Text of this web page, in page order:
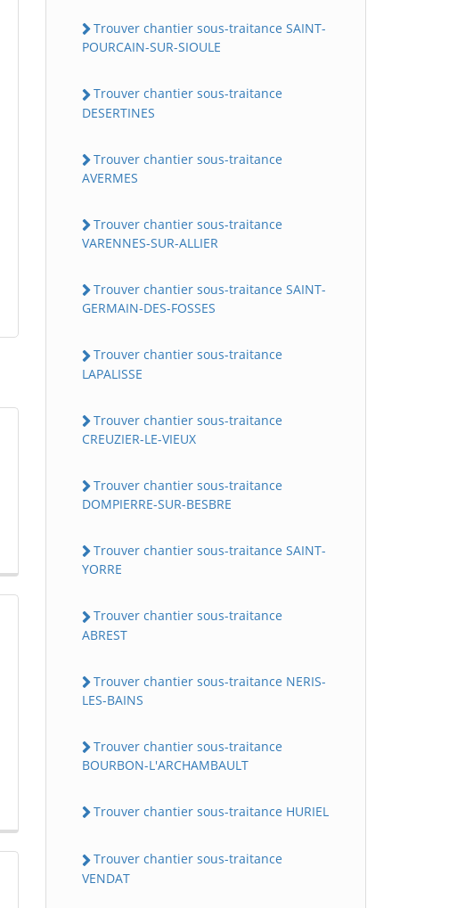
Trouver chantier sous-traitance SAINT-
POURCAIN-SUR-SIOULE
Trouver chantier sous-traitance
DESERTINES
Trouver chantier sous-traitance
AVERMES
Trouver chantier sous-traitance
VARENNES-SUR-ALLIER
Trouver chantier sous-traitance SAINT-
GERMAIN-DES-FOSSES
Trouver chantier sous-traitance
LAPALISSE
Trouver chantier sous-traitance
CREUZIER-LE-VIEUX
Trouver chantier sous-traitance
DOMPIERRE-SUR-BESBRE
Trouver chantier sous-traitance SAINT-
YORRE
Trouver chantier sous-traitance
ABREST
Trouver chantier sous-traitance NERIS-
LES-BAINS
Trouver chantier sous-traitance
BOURBON-L'ARCHAMBAULT
Trouver chantier sous-traitance HURIEL
Trouver chantier sous-traitance
VENDAT